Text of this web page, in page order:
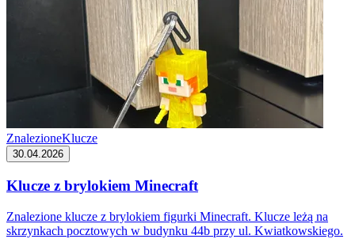
ZnalezioneKlucze
30.04.2026
Klucze z brylokiem Minecraft
Znalezione klucze z brylokiem figurki Minecraft. Klucze leżą na
skrzynkach pocztowych w budynku 44b przy ul. Kwiatkowskiego.